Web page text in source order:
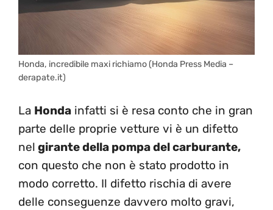
Honda, incredibile maxi richiamo (Honda Press Media –
derapate.it)
La Honda infatti si è resa conto che in gran
parte delle proprie vetture vi è un difetto
nel girante della pompa del carburante,
con questo che non è stato prodotto in
modo corretto. Il difetto rischia di avere
delle conseguenze davvero molto gravi,